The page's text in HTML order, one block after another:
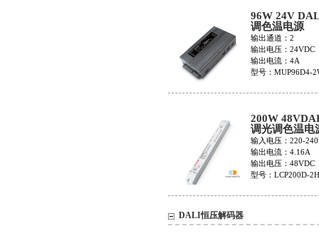
96W 24V
调色温电源
MUP96D4-
BW
输出通道：2
输出电压：24VDC
输出电流：4A
型号：MUP96D4-
200W
调光调色温电
LCP200D-
输入电压：220-
输出电流：4.16A
输出电压：48VDC
型号：LCP200D-
DALI恒压解码器